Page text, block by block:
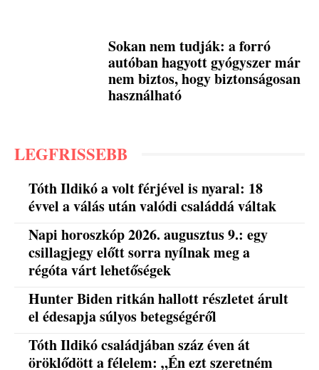
Sokan nem tudják: a forró
autóban hagyott gyógyszer már
nem biztos, hogy biztonságosan
használható
LEGFRISSEBB
Tóth Ildikó a volt férjével is nyaral: 18
évvel a válás után valódi családdá váltak
Napi horoszkóp 2026. augusztus 9.: egy
csillagjegy előtt sorra nyílnak meg a
régóta várt lehetőségek
Hunter Biden ritkán hallott részletet árult
el édesapja súlyos betegségéről
Tóth Ildikó családjában száz éven át
öröklődött a félelem: „Én ezt szeretném